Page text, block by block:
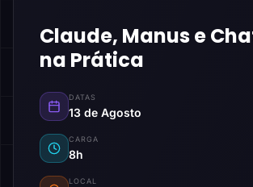
Claude, Manus e
na Prática
DATAS
13 de Agosto
CARGA
8h
LOCAL